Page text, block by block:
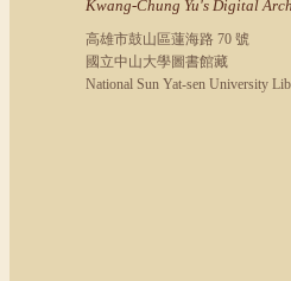
Kwang-Chung Yu's Digital
高雄市鼓山區蓮海路 70 號
國立中山大學圖書館藏
National Sun Yat-sen University